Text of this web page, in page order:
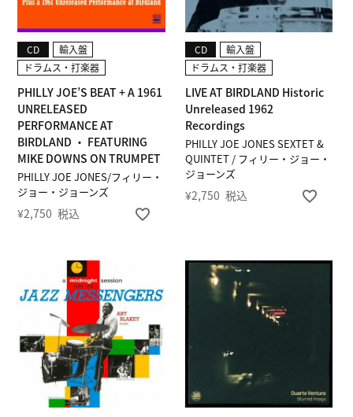
PHILLY JOE JONES/フィリー・
ジョー・ジョーンズ
PHILLY JOE’S BEAT + A 1961
UNRELEASED
PERFORMANCE AT
BIRDLAND ・ FEATURING
MIKE DOWNS ON TRUMPET
CD
輸入盤
ドラムス・打楽器
¥2,750 税込
PHILLY JOE JONES SEXTET &
QUINTET / フィリー・ジョー・
ジョーンズ
LIVE AT BIRDLAND Historic
Unreleased 1962
Recordings
CD
輸入盤
ドラムス・打楽器
¥2,750 税込